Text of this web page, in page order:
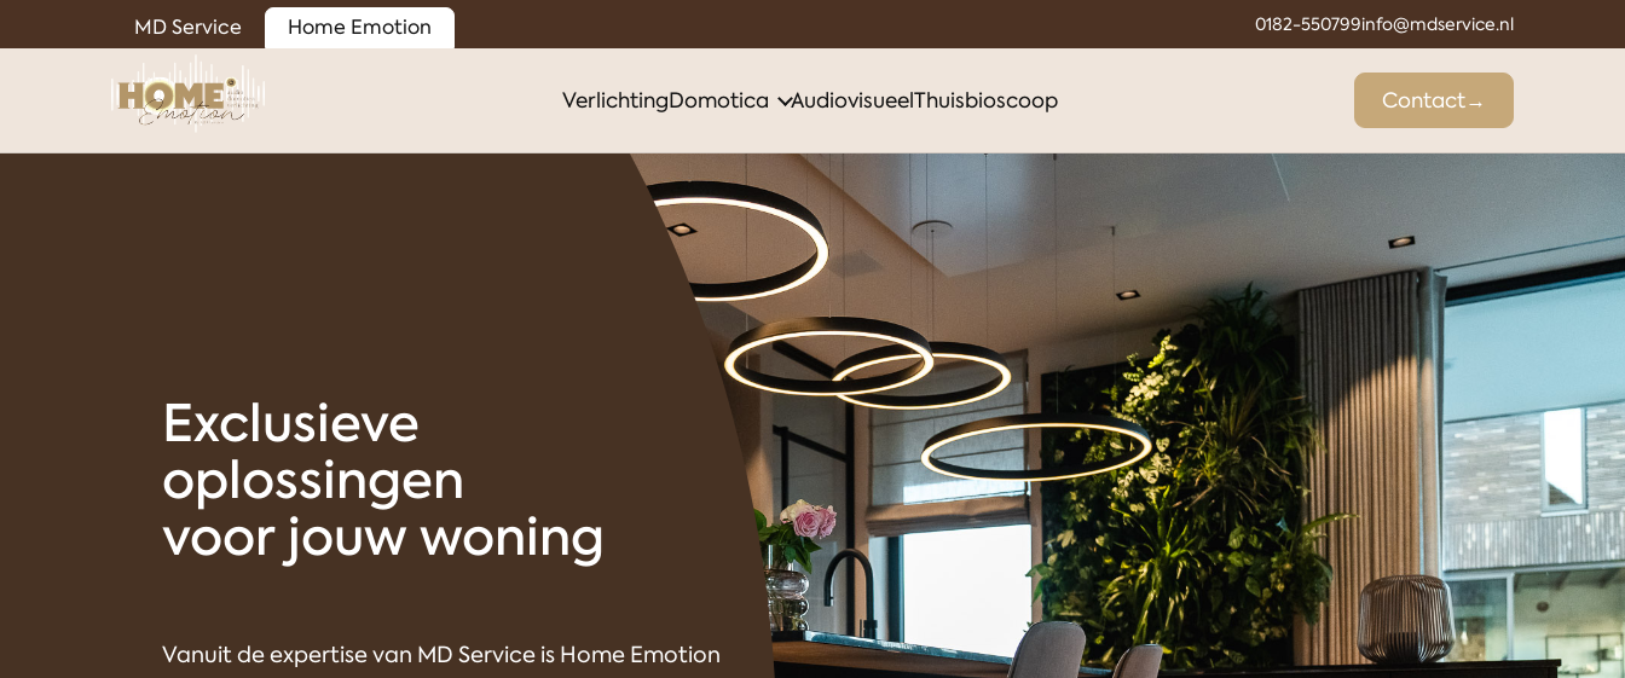
MD Service Home Emotion 0182-550799info@mdservice.nl
VerlichtingDomotica AudiovisueelThuisbioscoop Contact→
Exclusieve
oplossingen
voor jouw woning
Vanuit de expertise van MD Service is Home Emotion